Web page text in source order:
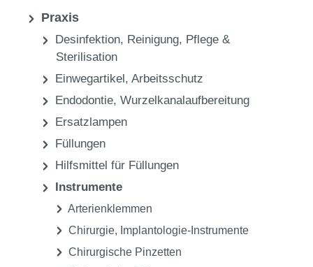
Praxis
Desinfektion, Reinigung, Pflege &
Sterilisation
Einwegartikel, Arbeitsschutz
Endodontie, Wurzelkanalaufbereitung
Ersatzlampen
Füllungen
Hilfsmittel für Füllungen
Instrumente
Arterienklemmen
Chirurgie, Implantologie-Instrumente
Chirurgische Pinzetten